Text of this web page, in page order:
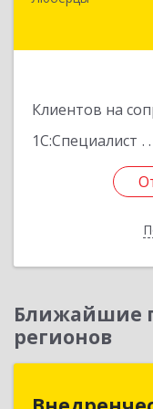
Клиентов на
1С:Специалист
Люберцы г,
Ближайшие
регионов